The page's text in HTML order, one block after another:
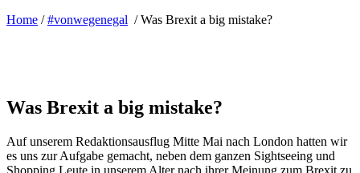
Home /#vonwegenegal /Was Brexit a big mistake?
Was Brexit a big mistake?
Auf unserem Redaktionsausflug Mitte Mai nach London hatten wir
es uns zur Aufgabe gemacht, neben dem ganzen Sightseeing und
Shopping Leute in unserem Alter nach ihrer Meinung zum Brexit zu